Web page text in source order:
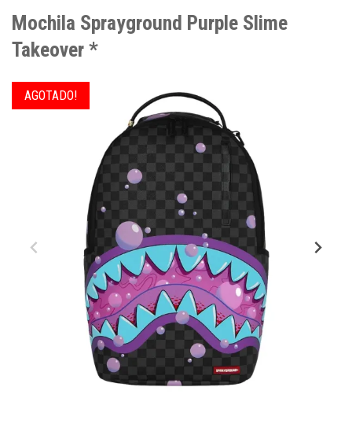
Mochila Sprayground Purple Slime
Takeover *
AGOTADO!